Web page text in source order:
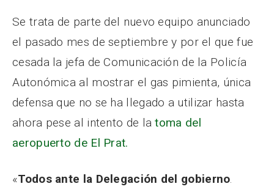
Se trata de parte del nuevo equipo anunciado
el pasado mes de septiembre y por el que fue
cesada la jefa de Comunicación de la Policía
Autonómica al mostrar el gas pimienta, única
defensa que no se ha llegado a utilizar hasta
ahora pese al intento de latoma del
aeropuerto de El Prat.
«Todos ante la Delegación del gobierno.